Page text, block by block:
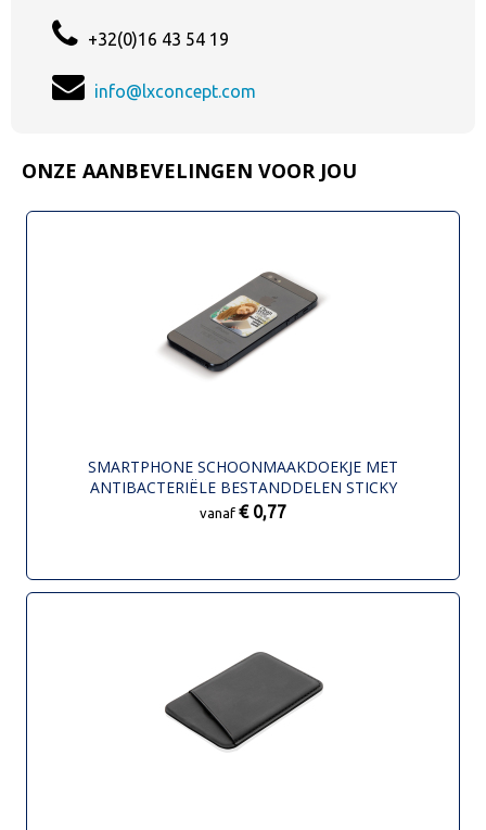
+32(0)16 43 54 19
info@lxconcept.com
ONZE AANBEVELINGEN VOOR JOU
SMARTPHONE SCHOONMAAKDOEKJE MET
ANTIBACTERIËLE BESTANDDELEN STICKY
vanaf € 0,77